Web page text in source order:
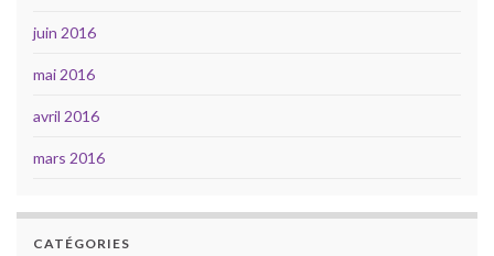
juin 2016
mai 2016
avril 2016
mars 2016
CATÉGORIES